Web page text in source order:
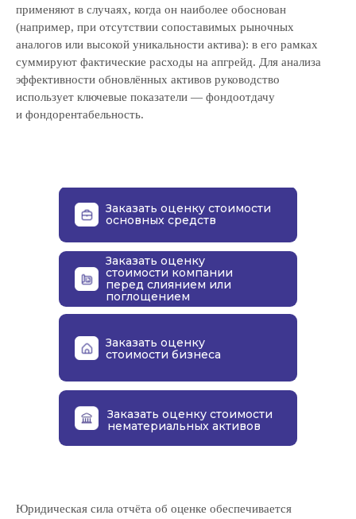
применяют в случаях, когда он наиболее обоснован
(например, при отсутствии сопоставимых рыночных
аналогов или высокой уникальности актива): в его рамках
суммируют фактические расходы на апгрейд. Для анализа
эффективности обновлённых активов руководство
использует ключевые показатели — фондоотдачу
и фондорентабельность.
Заказать оценку стоимости
нематериальных активов
Заказать оценку
стоимости компании
перед слиянием или
поглощением
Заказать оценку
стоимости бизнеса
Заказать оценку стоимости
основных средств
Юридическая сила отчёта об оценке обеспечивается